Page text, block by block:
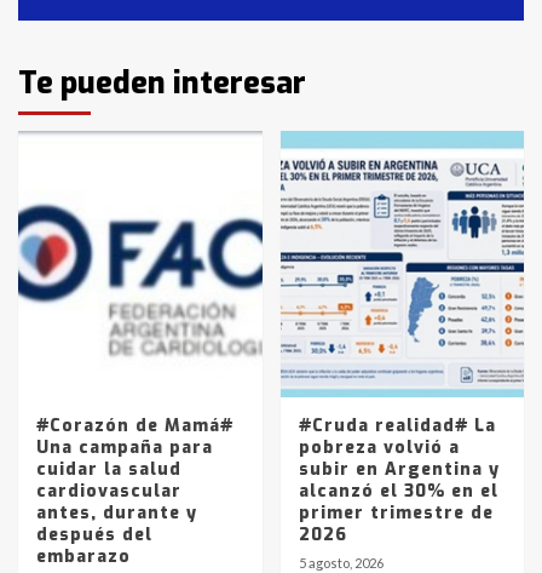
3
Identidad de los adolescentes
pampeanos que fueron
en la mañana del lunes
4
Accidente en Ruta 5: falleció un
joven de Trenque Lauquen
Los precios de los combustibles en
La Pampa, desde YPF hasta Axion
entre 857 a 1338 pesos
Te pueden interesar
#Corazón de Mamá#
Una campaña para
cuidar la salud
cardiovascular
antes, durante y
después del
embarazo
#Cruda realidad# La
pobreza volvió a
subir en Argentina y
alcanzó el 30% en el
primer trimestre de
2026
5 agosto, 2026